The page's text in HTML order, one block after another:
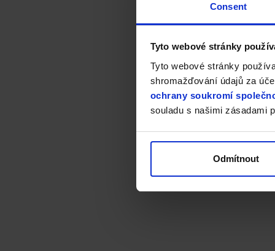
Consent
Tyto webové stránky
Tyto webové stránky
shromažďování údajů za
ochrany soukromí
souladu s našimi zásadami
Odmítnout